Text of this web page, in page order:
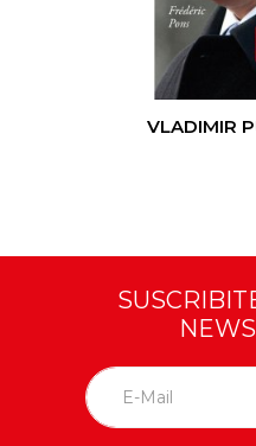
VLADIMIR